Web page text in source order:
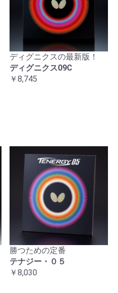
ディグニクスの最新版！
ディグニクス09C
￥8,745
勝つための定番
テナジー・０５
￥8,030